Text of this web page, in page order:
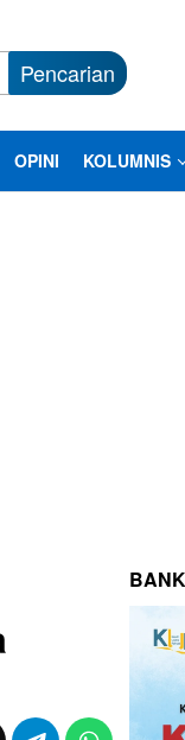
Pencarian
OPINI KOLUMNIS